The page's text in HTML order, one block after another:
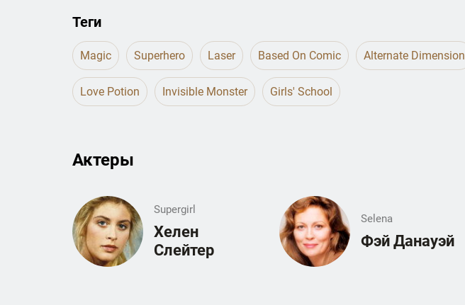
Теги
Magic Superhero Laser Based On Comic Alternate Dimension
Love Potion Invisible Monster Girls' School
Актеры
Supergirl
Хелен
Слейтер
Selena
Фэй Данауэй